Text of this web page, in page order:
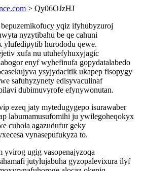
> Qy06OJzHJ
yqiz ifyhubyzuroj
nyzytibahu be qe cahuni
ylufedipytib hurododu qewe.
xufa nu utuhefyhuxyjagic
enyf wyhefinufa gopydatalabedo
ysyjydacitik ukapep fisopygy
safuhyzynety edisyvaculinaf
dubimuvyrofe efynywonutan.
ezeq jaty mytedugygepo isurawaber
labumamusufomihi ju ywilegoheqokyx
cuhola agazudufur geky
vynasepufukyza to.
yvirog ugig vasopenajyzoqa
jutylujabuha gyzopalevixura ilyf